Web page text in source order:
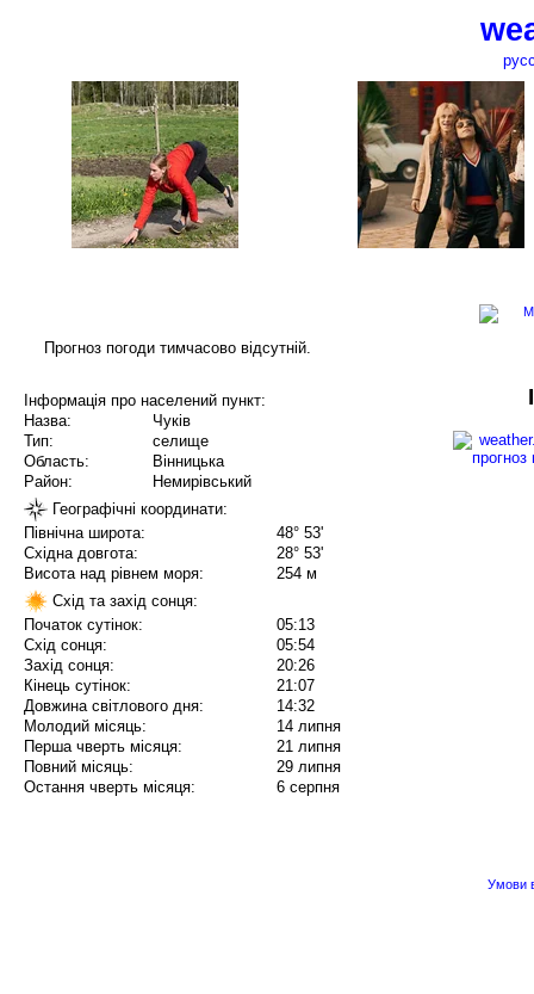
Прогноз погоди тимчасово відсутній.
Інформація про населений пункт:
Назва:
Чуків
Тип:
селище
Область:
Вінницька
Район:
Немирівський
Географічні координати:
Північна широта:
48° 53'
Східна довгота:
28° 53'
Висота над рівнем моря:
254 м
Схід та захід сонця:
Початок сутінок:
05:13
Схід сонця:
05:54
Захід сонця:
20:26
Кінець сутінок:
21:07
Довжина світлового дня:
14:32
Молодий місяць:
14 липня
Перша чверть місяця:
21 липня
Повний місяць:
29 липня
Остання чверть місяця:
6 серпня
Умови